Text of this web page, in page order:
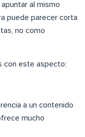
al mismo
puede parecer corta
no como
con este aspecto:
a un contenido
mucho